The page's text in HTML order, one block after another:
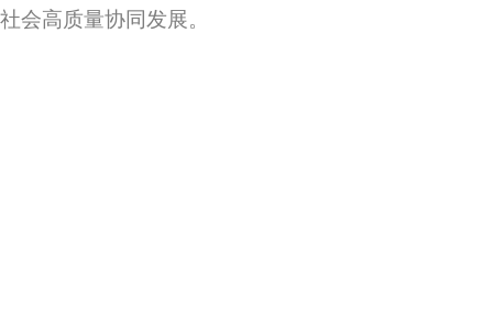
社会高质量协同发展。